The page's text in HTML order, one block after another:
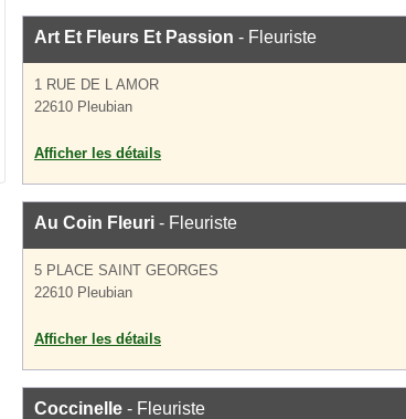
Art Et Fleurs Et Passion - Fleuriste
1 RUE DE L AMOR
22610 Pleubian
Afficher les détails
Au Coin Fleuri - Fleuriste
5 PLACE SAINT GEORGES
22610 Pleubian
Afficher les détails
Coccinelle - Fleuriste